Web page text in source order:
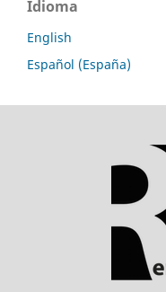
Idioma
English
Español (España)